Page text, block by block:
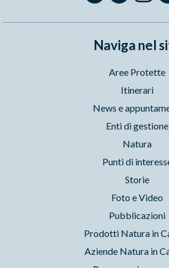
Naviga nel
Aree Protette
Itinerari
News e
Enti di gestione
Natura
Punti di
Storie
Foto e Video
Pubblicazioni
Prodotti Natura in
Aziende Natura in